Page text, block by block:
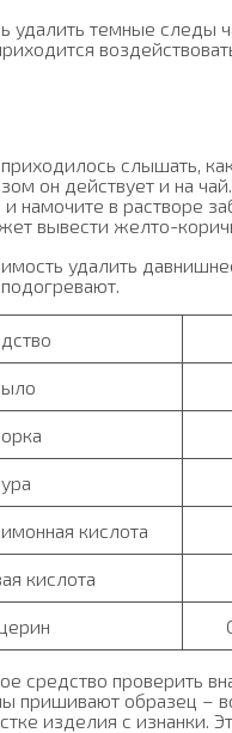
удалить темные следы
слышать,
он действует и на
намочите в растворе
вывести желто-
удалить
кислота
кислота
средство проверить
пришивают образец –
изделия с изнанки.